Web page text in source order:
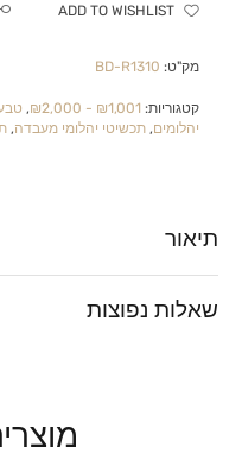
ADD TO WISHLIST
מק"ט: BD-R1310
קטגוריות: ₪1,001 - ₪2,000
,
יהלומים,תכשיטי יהלומי מעבדה,
תיאור
שאלות נפוצות